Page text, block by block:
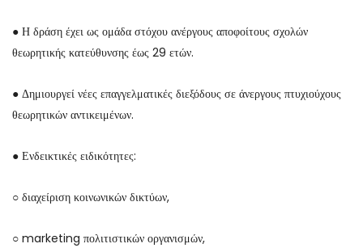
● Η δράση έχει ως ομάδα στόχου ανέργους αποφοίτους σχολών
θεωρητικής κατεύθυνσης έως 29 ετών.
● Δημιουργεί νέες επαγγελματικές διεξόδους σε άνεργους πτυχιούχους
θεωρητικών αντικειμένων.
● Ενδεικτικές ειδικότητες:
○ διαχείριση κοινωνικών δικτύων,
○ marketing πολιτιστικών οργανισμών,